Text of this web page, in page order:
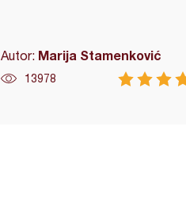
Autor: Marija Stamenković
13978